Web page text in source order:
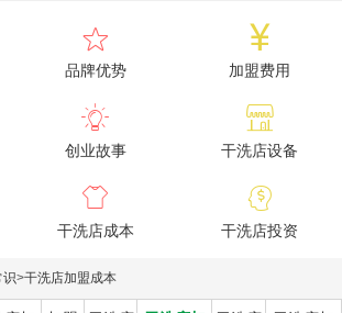

品牌优势

加盟费用

创业故事

干洗店设备

干洗店成本

干洗店投资
识>干洗店加盟成本